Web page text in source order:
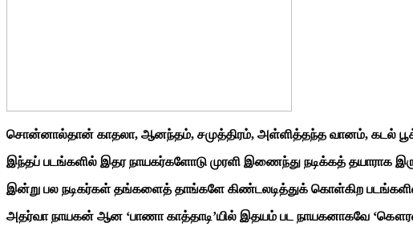
சொன்னால்தான் காதலா, ஆனந்தம், சமுத்திரம், அள்ளித்தந்த வானம், கடல்
இந்தப் படங்களில் இதர நாயகர்களோடு முரளி இணைந்து நடிக்கத் தயாராக
இன்று பல நடிகர்கள் தங்களைத் தாங்களே கிண்டலடித்துக் கொள்கிற
அதர்வா நாயகன் ஆன ‘பாணா காத்தாடி’யில் இதயம் பட நாயகனாகவே